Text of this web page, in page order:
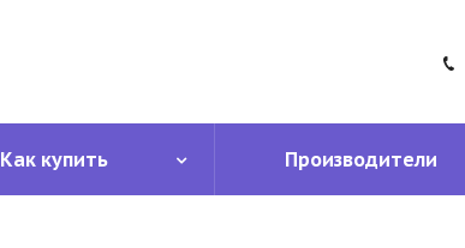
Как купить Производители